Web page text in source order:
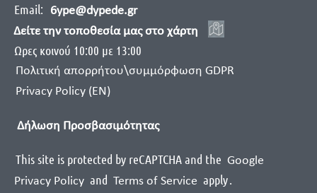
Email:
6ype@dypede.gr
Δείτε την τοποθεσία μας στο χάρτη
Ωρες κοινού 10:00 με 13:00
Πολιτική απορρήτου\συμμόρφωση GDPR
Privacy Policy (EN)
Δήλωση Προσβασιμότητας
This site is protected by reCAPTCHA and the Google
Privacy Policy and Terms of Service apply.